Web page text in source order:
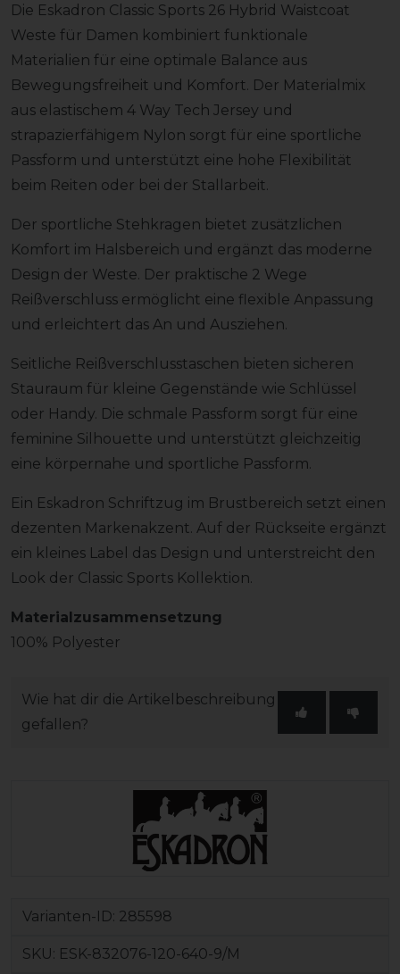
Die Eskadron Classic Sports 26 Hybrid Waistcoat
Weste für Damen kombiniert funktionale
Materialien für eine optimale Balance aus
Bewegungsfreiheit und Komfort. Der Materialmix
aus elastischem 4 Way Tech Jersey und
strapazierfähigem Nylon sorgt für eine sportliche
Passform und unterstützt eine hohe Flexibilität
beim Reiten oder bei der Stallarbeit.
Der sportliche Stehkragen bietet zusätzlichen
Komfort im Halsbereich und ergänzt das moderne
Design der Weste. Der praktische 2 Wege
Reißverschluss ermöglicht eine flexible Anpassung
und erleichtert das An und Ausziehen.
Seitliche Reißverschlusstaschen bieten sicheren
Stauraum für kleine Gegenstände wie Schlüssel
oder Handy. Die schmale Passform sorgt für eine
feminine Silhouette und unterstützt gleichzeitig
eine körpernahe und sportliche Passform.
Ein Eskadron Schriftzug im Brustbereich setzt einen
dezenten Markenakzent. Auf der Rückseite ergänzt
ein kleines Label das Design und unterstreicht den
Look der Classic Sports Kollektion.
Materialzusammensetzung
100% Polyester
Wie hat dir die Artikelbeschreibung
gefallen?
Varianten-ID: 285598
SKU: ESK-832076-120-640-9/M